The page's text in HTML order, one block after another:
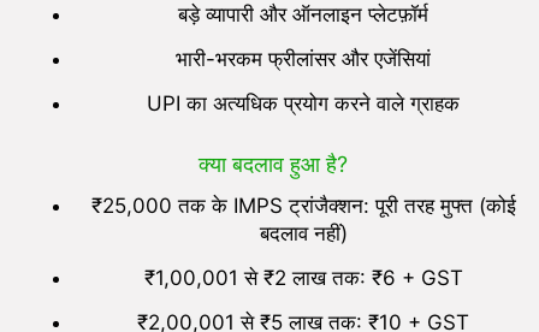
बड़े व्यापारी और ऑनलाइन प्लेटफ़ॉर्म
भारी-भरकम फ्रीलांसर और एजेंसियां
UPI का अत्यधिक प्रयोग करने वाले ग्राहक
क्या बदलाव हुआ है?
₹25,000 तक के IMPS ट्रांजैक्शन: पूरी तरह मुफ्त (कोई
बदलाव नहीं)
₹1,00,001 से ₹2 लाख तक: ₹6 + GST
₹2,00,001 से ₹5 लाख तक: ₹10 + GST